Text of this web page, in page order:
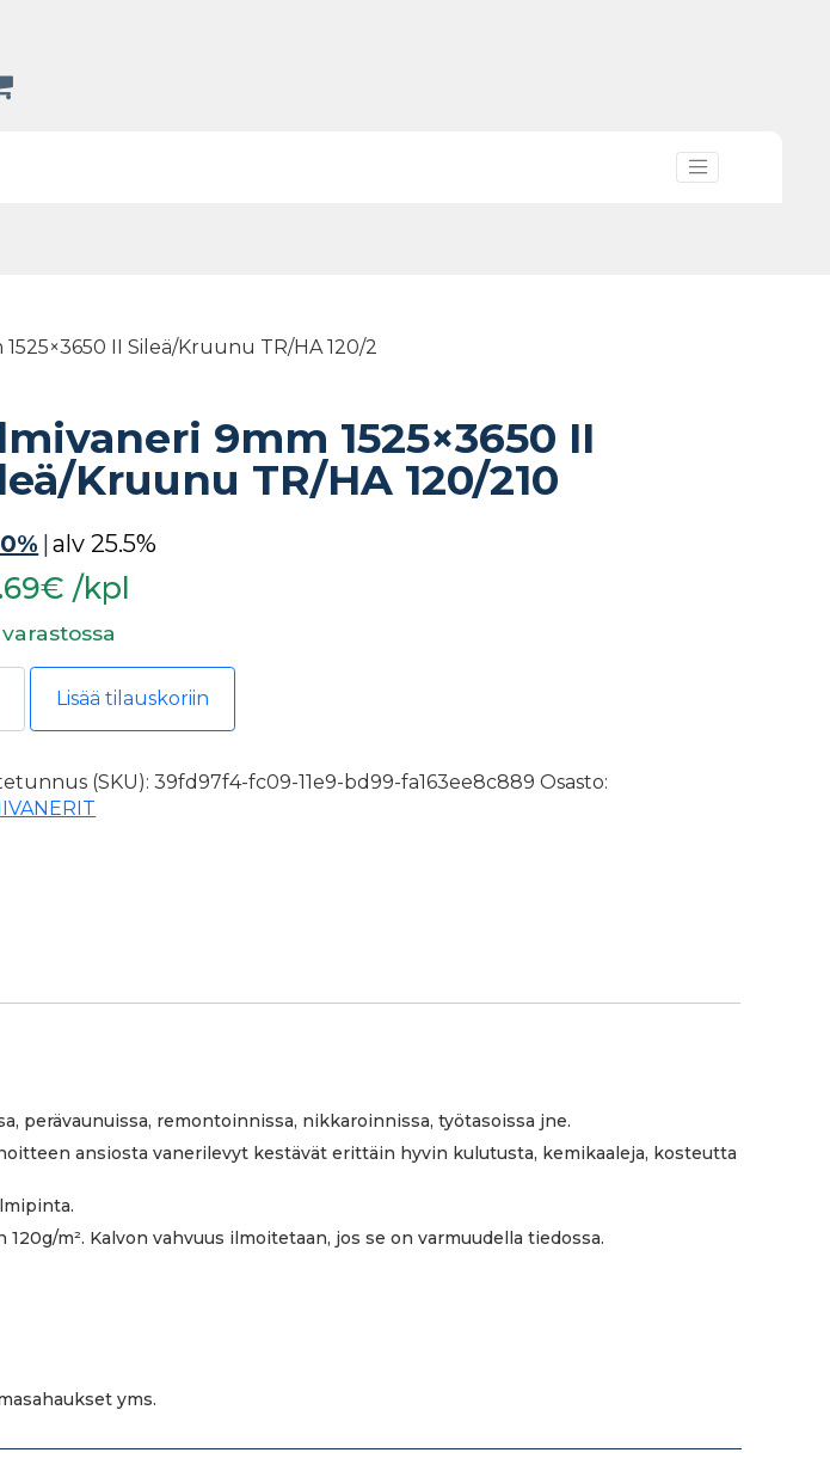
II Sileä/Kruunu TR/HA 120/2
9mm 1525×3650 II
Kruunu TR/HA 120/210
|alv 25.5%
/kpl
9mm 1525x3650 II Sileä/Kruunu TR/HA 120/210 määrä
Lisää tilauskoriin
(SKU):39fd97f4-fc09-11e9-bd99-fa163ee8c889 Osasto:
perävaunuissa, remontoinnissa, nikkaroinnissa, työtasoissa jne.
ansiosta vanerilevyt kestävät erittäin hyvin kulutusta, kemikaaleja, kosteutta
m². Kalvon vahvuus ilmoitetaan, jos se on varmuudella tiedossa.
yms.